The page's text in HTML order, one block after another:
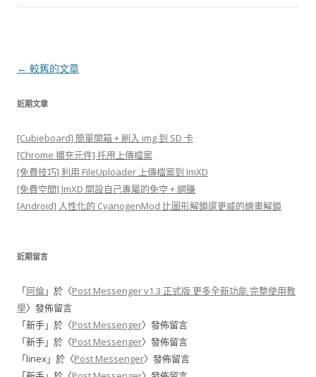
文
導
← 較舊的文章
近期文章
[Cubieboard] 簡單開箱 + 刷入 img 到 SD 卡
[Chrome 擴充元件] 托甩上傳檔案
[免費技巧] 利用 FileUploader 上傳檔案到 ImXD
[免費空間] ImXD 開設自己專屬的免空 + 網賺
[Android] 人性化的 CyanogenMod 比圖形解鎖還更威的繪畫解鎖
近期留言
「阿倫」於〈Post Messenger v1.3 正式版 更多全新功能 完整使用教
學〉發佈留言
「新手」於〈Post Messenger〉發佈留言
「新手」於〈Post Messenger〉發佈留言
「linex」於〈Post Messenger〉發佈留言